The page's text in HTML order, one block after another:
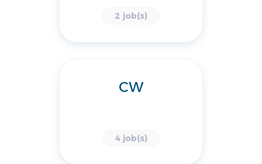
2 job(s)
CW
4 job(s)